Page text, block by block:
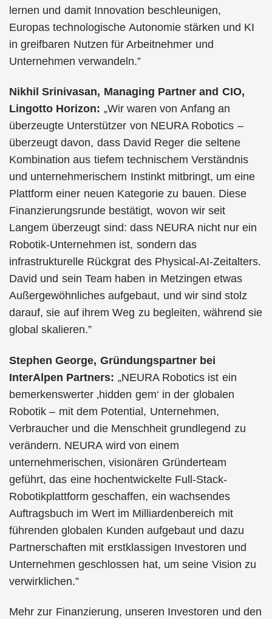
lernen und damit Innovation beschleunigen,
Europas technologische Autonomie stärken und KI
in greifbaren Nutzen für Arbeitnehmer und
Unternehmen verwandeln.”
Nikhil Srinivasan, Managing Partner and CIO,
Lingotto Horizon: „Wir waren von Anfang an
überzeugte Unterstützer von NEURA Robotics –
überzeugt davon, dass David Reger die seltene
Kombination aus tiefem technischem Verständnis
und unternehmerischem Instinkt mitbringt, um eine
Plattform einer neuen Kategorie zu bauen. Diese
Finanzierungsrunde bestätigt, wovon wir seit
Langem überzeugt sind: dass NEURA nicht nur ein
Robotik-Unternehmen ist, sondern das
infrastrukturelle Rückgrat des Physical-AI-Zeitalters.
David und sein Team haben in Metzingen etwas
Außergewöhnliches aufgebaut, und wir sind stolz
darauf, sie auf ihrem Weg zu begleiten, während sie
global skalieren.”
Stephen George, Gründungspartner bei
InterAlpen Partners: „NEURA Robotics ist ein
bemerkenswerter ‚hidden gem‘ in der globalen
Robotik – mit dem Potential, Unternehmen,
Verbraucher und die Menschheit grundlegend zu
verändern. NEURA wird von einem
unternehmerischen, visionären Gründerteam
geführt, das eine hochentwickelte Full-Stack-
Robotikplattform geschaffen, ein wachsendes
Auftragsbuch im Wert im Milliardenbereich mit
führenden globalen Kunden aufgebaut und dazu
Partnerschaften mit erstklassigen Investoren und
Unternehmen geschlossen hat, um seine Vision zu
verwirklichen.”
Mehr zur Finanzierung, unseren Investoren und den